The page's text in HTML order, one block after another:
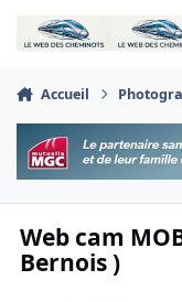
Aller au contenu
Accueil
Web cam
Bernois )